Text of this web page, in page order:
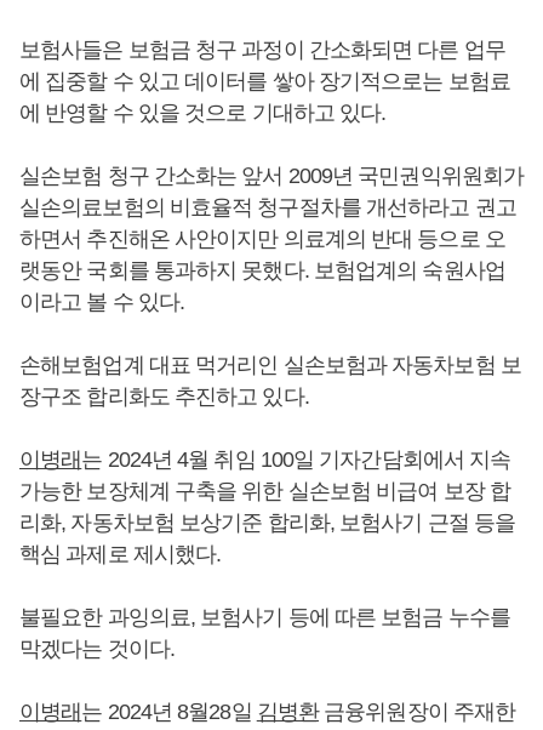
보험사들은 보험금 청구 과정이 간소화되면 다른 업무
에 집중할 수 있고 데이터를 쌓아 장기적으로는 보험료
에 반영할 수 있을 것으로 기대하고 있다.
실손보험 청구 간소화는 앞서 2009년 국민권익위원회가
실손의료보험의 비효율적 청구절차를 개선하라고 권고
하면서 추진해온 사안이지만 의료계의 반대 등으로 오
랫동안 국회를 통과하지 못했다. 보험업계의 숙원사업
이라고 볼 수 있다.
손해보험업계 대표 먹거리인 실손보험과 자동차보험 보
장구조 합리화도 추진하고 있다.
이병래 는 2024년 4월 취임 100일 기자간담회에서 지속
가능한 보장체계 구축을 위한 실손보험 비급여 보장 합
리화, 자동차보험 보상기준 합리화, 보험사기 근절 등을
핵심 과제로 제시했다.
불필요한 과잉의료, 보험사기 등에 따른 보험금 누수를
막겠다는 것이다.
이병래 는 2024년 8월28일 김병환금융위원장이 주재한